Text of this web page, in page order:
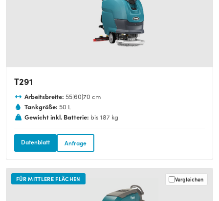
T291
Arbeitsbreite: 55|60|70 cm
Tankgröße: 50 L
Gewicht inkl. Batterie: bis 187 kg
Datenblatt Anfrage
FÜR MITTLERE FLÄCHEN Vergleichen